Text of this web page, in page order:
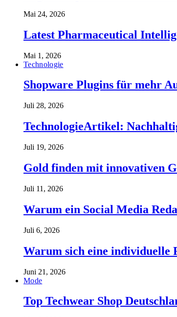
Mai 24, 2026
Latest Pharmaceutical
Mai 1, 2026
Technologie
Shopware Plugins für mehr
Juli 28, 2026
TechnologieArtikel:
Juli 19, 2026
Gold finden mit innovativen
Juli 11, 2026
Warum ein Social Media
Juli 6, 2026
Warum sich eine individuelle
Juni 21, 2026
Mode
Top Techwear Shop